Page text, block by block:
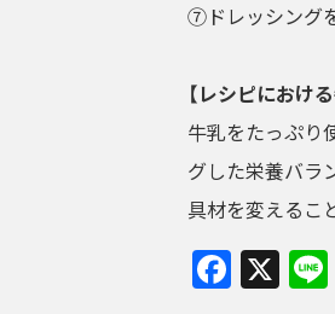
⑦ドレッシング
【レシピにおけ
牛乳をたっぷり
グした栄養バラ
具材を変えるこ
X